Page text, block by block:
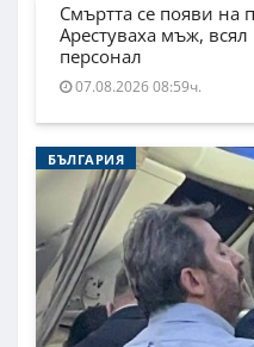
Смъртта се появи на
Арестуваха мъж,
персонал
07.08.2026 08:59ч.
БЪЛГАРИЯ